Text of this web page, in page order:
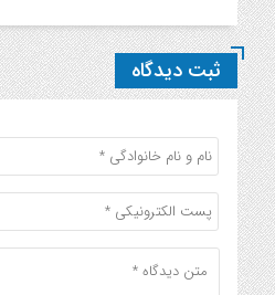
ثبت دیدگاه